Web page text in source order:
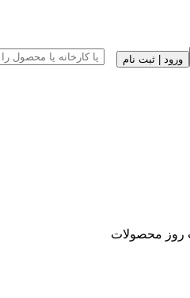
ورود | ثبت نام
روز محصولات